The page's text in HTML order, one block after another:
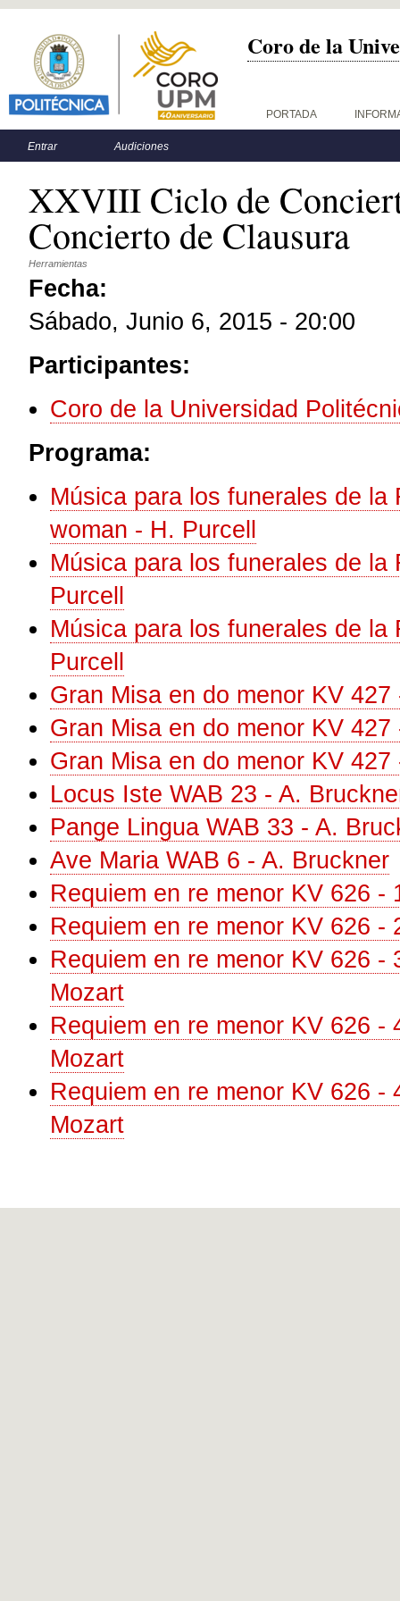
Coro de la
Menú principal PORTADA
Menú secundario
Entrar Audiciones
XXVIII Ciclo de
Concierto de Clausura
Herramientas
Fecha:
Sábado, Junio 6, 2015 - 20:00
Participantes:
Coro de la Universidad
Programa:
Música para los funerales de
woman - H. Purcell
Música para los funerales de
Purcell
Música para los funerales de
Purcell
Gran Misa en do menor KV
Gran Misa en do menor KV
Gran Misa en do menor KV
Locus Iste WAB 23 - A.
Pange Lingua WAB 33 - A.
Ave Maria WAB 6 - A. Bruckner
Requiem en re menor KV 626 -
Requiem en re menor KV 626
Requiem en re menor KV 626
Mozart
Requiem en re menor KV 626
Mozart
Requiem en re menor KV 626
Mozart